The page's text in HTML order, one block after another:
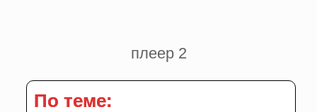
плеер 2
По теме: